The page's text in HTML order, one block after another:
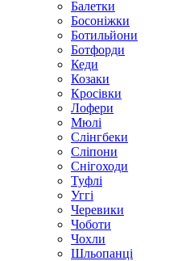
Балетки
Босоніжки
Ботильйони
Ботфорди
Кеди
Козаки
Кросівки
Лофери
Мюлі
Слінгбеки
Сліпони
Снігоходи
Туфлі
Уггі
Черевики
Чоботи
Чохли
Шльопанці